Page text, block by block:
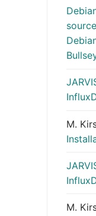
M.
M.